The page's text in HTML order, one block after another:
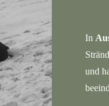
In
und